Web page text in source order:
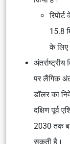
15.8
के लिए
पर लैंगिक
डॉलर का
दक्षिण पूर्व
2030 तक
सकती है।